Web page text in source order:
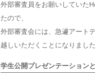
外部審査員をお願いしていた
たので、
外部審査会には、急遽アート
越しいただくことになりました
学生公開プレゼンテーション